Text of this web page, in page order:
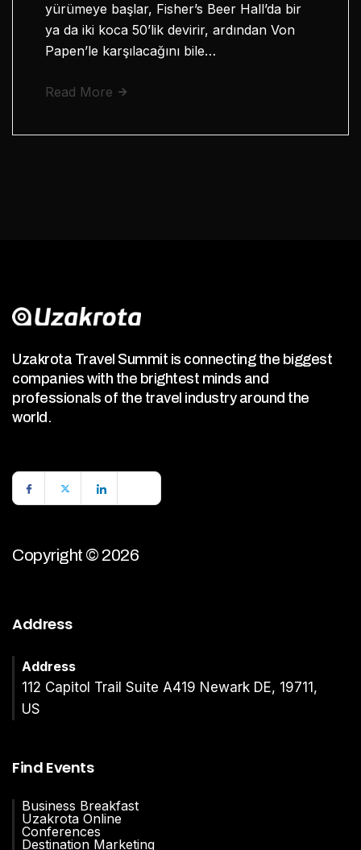
yürümeye başlar, Fisher’s Beer Hall’da bir
ya da iki koca 50’lik devirir, ardından Von
Papen’le karşılacağını bile…
Read More
Uzakrota Travel Summit is connecting the biggest
companies with the brightest minds and
professionals of the travel industry around the
world.
Copyright © 2026
Address
Address
112 Capitol Trail Suite A419 Newark DE, 19711,
US
Find Events
Business Breakfast
Uzakrota Online
Conferences
Destination Marketing